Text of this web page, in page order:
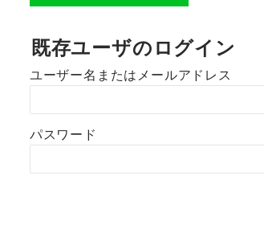
既存ユーザのログイン
ユーザー名またはメールアドレス
パスワード